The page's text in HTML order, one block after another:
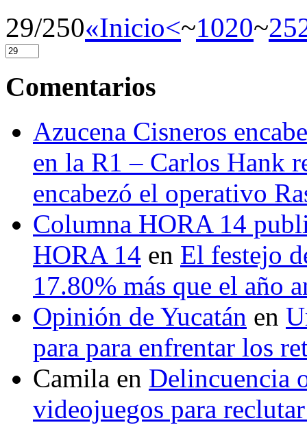
29/250«Inicio<~1020~25
Comentarios
Azucena Cisneros
en la R1 – Carlos Hank
encabezó el operativo
Columna HORA 14
HORA 14 en El festejo
17.80% más que el año
Opinión de Yucatán en
para para enfrentar los
Camila en Delincuencia
videojuegos para